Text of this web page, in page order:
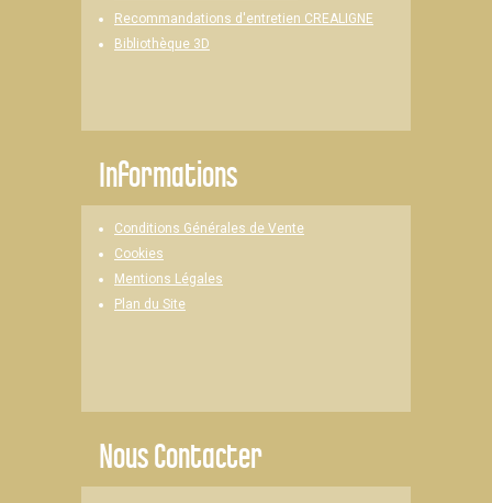
Recommandations d'entretien CREALIGNE
Bibliothèque 3D
Informations
Conditions Générales de Vente
Cookies
Mentions Légales
Plan du Site
Nous Contacter